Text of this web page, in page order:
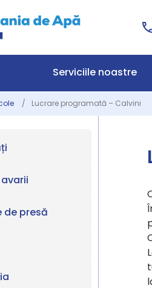
Serviciile noastre
Lucrare programată – Calvini
de presă